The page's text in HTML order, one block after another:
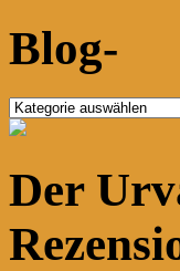
Blog-
Blog-
Der